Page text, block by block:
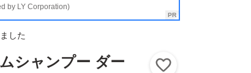
by LY Corporation)
した
シャンプー ダー